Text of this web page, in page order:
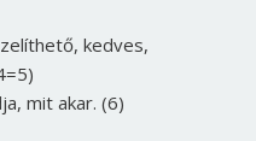
kedves,
mit akar. (6)